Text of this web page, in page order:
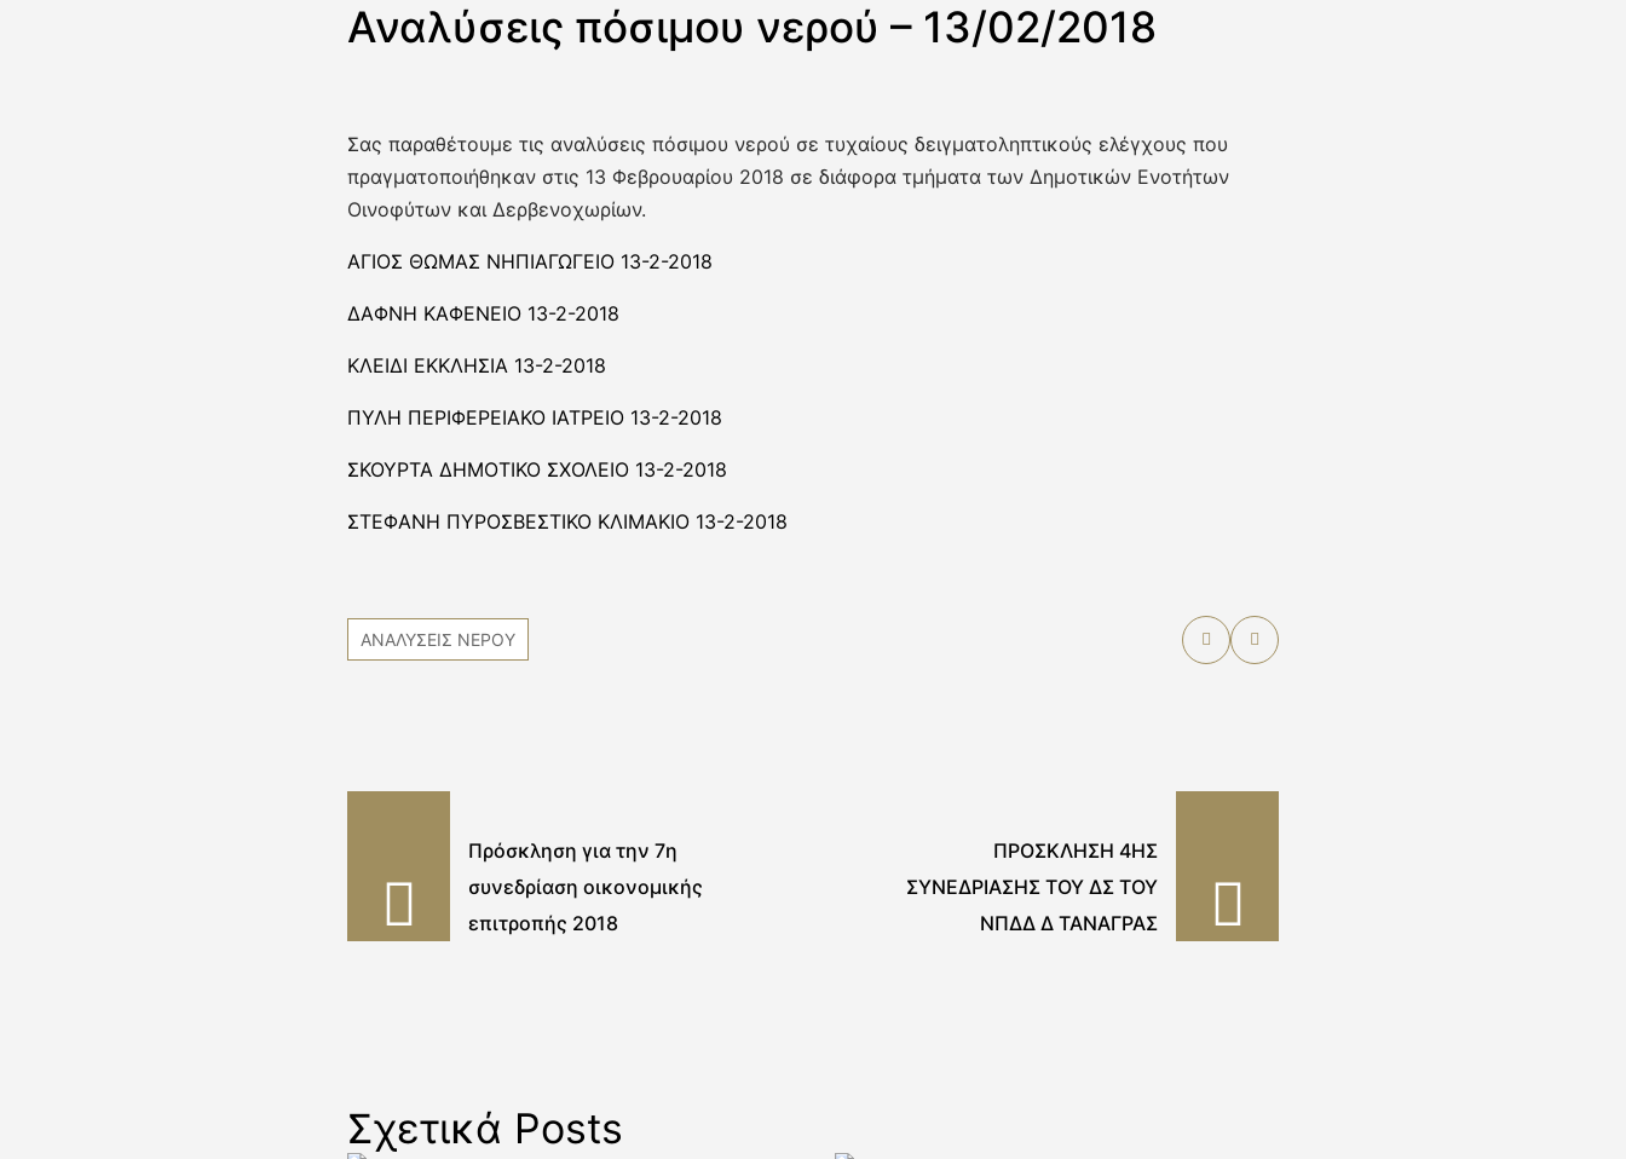
Αναλύσεις πόσιμου νερού – 13/02/2018
Σας παραθέτουμε τις αναλύσεις πόσιμου νερού σε τυχαίους δειγματοληπτικούς ελέγχους που
πραγματοποιήθηκαν στις 13 Φεβρουαρίου 2018 σε διάφορα τμήματα των Δημοτικών Ενοτήτων
Οινοφύτων και Δερβενοχωρίων.
ΑΓΙΟΣ ΘΩΜΑΣ ΝΗΠΙΑΓΩΓΕΙΟ 13-2-2018
ΔΑΦΝΗ ΚΑΦΕΝΕΙΟ 13-2-2018
ΚΛΕΙΔΙ ΕΚΚΛΗΣΙΑ 13-2-2018
ΠΥΛΗ ΠΕΡΙΦΕΡΕΙΑΚΟ ΙΑΤΡΕΙΟ 13-2-2018
ΣΚΟΥΡΤΑ ΔΗΜΟΤΙΚΟ ΣΧΟΛΕΙΟ 13-2-2018
ΣΤΕΦΑΝΗ ΠΥΡΟΣΒΕΣΤΙΚΟ ΚΛΙΜΑΚΙΟ 13-2-2018
ΑΝΑΛΥΣΕΙΣ ΝΕΡΟΥ
Πρόσκληση για την 7η
συνεδρίαση οικονομικής
επιτροπής 2018
ΠΡΟΣΚΛΗΣΗ 4ΗΣ
ΣΥΝΕΔΡΙΑΣΗΣ ΤΟΥ ΔΣ ΤΟΥ
ΝΠΔΔ Δ ΤΑΝΑΓΡΑΣ
Σχετικά Posts